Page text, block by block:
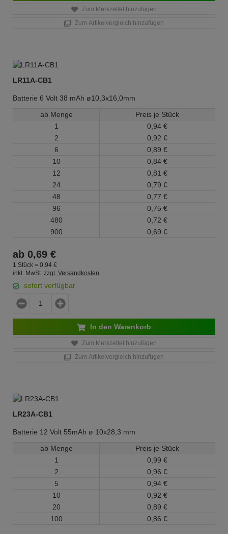
Zum Merkzettel hinzufügen
Zum Artikelvergleich hinzufügen
LR11A-CB1
Batterie 6 Volt 38 mAh ø10,3x16,0mm
ab Menge
Preis je Stück
1
0, 94 €
2
0, 92 €
6
0, 89 €
10
0, 84 €
12
0, 81 €
24
0, 79 €
48
0, 77 €
96
0, 75 €
480
0, 72 €
900
0, 69 €
ab 0,69 €
1 Stück = 0, 94 €
inkl. MwSt. zzgl. Versandkosten
sofort verfügbar
In den Warenkorb
Zum Merkzettel hinzufügen
Zum Artikelvergleich hinzufügen
LR23A-CB1
Batterie 12 Volt 55mAh ø 10x28,3 mm
ab Menge
Preis je Stück
1
0, 99 €
2
0, 96 €
5
0, 94 €
10
0, 92 €
20
0, 89 €
100
0, 86 €